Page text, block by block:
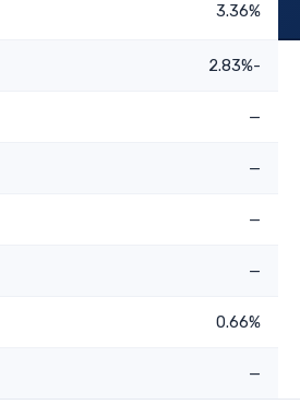
3.36%
-2.83%
—
—
—
—
0.66%
—